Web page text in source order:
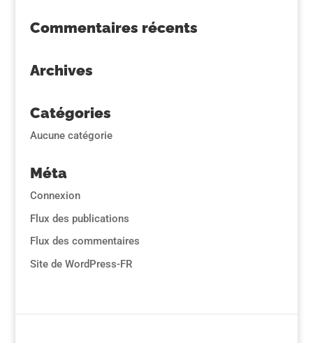
Commentaires récents
Archives
Catégories
Aucune catégorie
Méta
Connexion
Flux des publications
Flux des commentaires
Site de WordPress-FR